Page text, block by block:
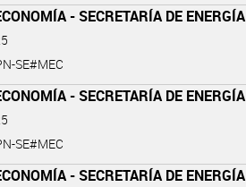
- SECRETARÍA DE ENERGÍA
SE#MEC
- SECRETARÍA DE ENERGÍA
SE#MEC
- SECRETARÍA DE ENERGÍA